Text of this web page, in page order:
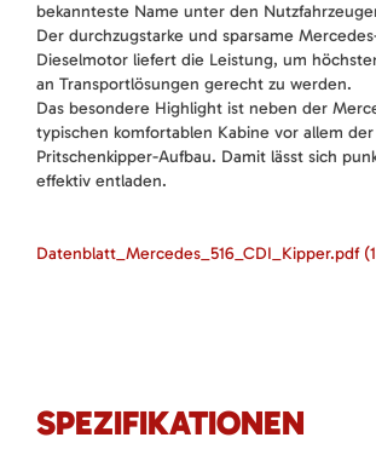
bekannteste Name unter den
Der durchzugstarke und sparsame
Dieselmotor liefert die Leistung, um
an Transportlösungen gerecht zu werden.
Das besondere Highlight ist neben der
typischen komfortablen Kabine vor allem
Pritschenkipper-Aufbau. Damit lässt sich
effektiv entladen.
Datenblatt_Mercedes_516_CDI_Kipper.pdf
SPEZIFIKATIONEN